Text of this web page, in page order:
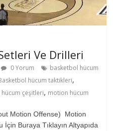
Ve Drilleri
0 Yorum
basketbol hücum
hücum taktikleri,
çeşitleri, motion hücum
Motion Offense) Motion
Buraya Tıklayın Altyapıda